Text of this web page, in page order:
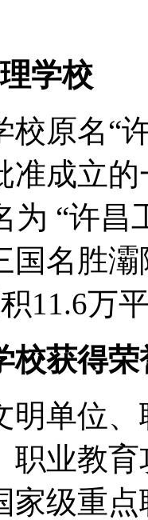
学校
校原名“
准成立
为 “许
国名胜
11.6万
校获得荣
明单位
职业教
家级重